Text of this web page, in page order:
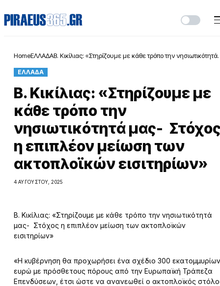
HomeΕΛΛΑΔΑΒ. Κικίλιας: «Στηρίζουμε με κάθε τρόπο την νησιωτικότητά
ΕΛΛΑΔΑ
Β. Κικίλιας: «Στηρίζουμε με
κάθε τρόπο την
νησιωτικότητά μας-
η επιπλέον μείωση των
ακτοπλοϊκών εισιτηρίων»
4 ΑΥΓΟΎΣΤΟΥ, 2025
Β. Κικίλιας: «Στηρίζουμε με κάθε τρόπο την νησιωτικότητά
μας- Στόχος η επιπλέον μείωση των ακτοπλοϊκών
εισιτηρίων»
«Η κυβέρνηση θα προχωρήσει ένα σχέδιο 300 εκατομμυρίων
ευρώ με πρόσθετους πόρους από την Ευρωπαϊκή Τράπεζα
Επενδύσεων, έτσι ώστε να ανανεωθεί ο ακτοπλοϊκός